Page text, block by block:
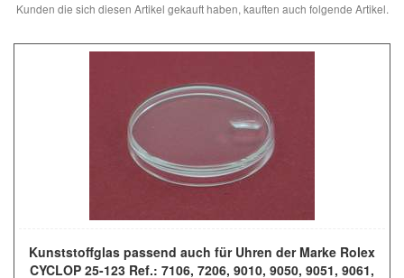
Kunden die sich diesen Artikel gekauft haben, kauften auch folgende Artikel.
Kunststoffglas passend auch für Uhren der Marke Rolex
CYCLOP 25-123 Ref.: 7106, 7206, 9010, 9050, 9051, 9061,